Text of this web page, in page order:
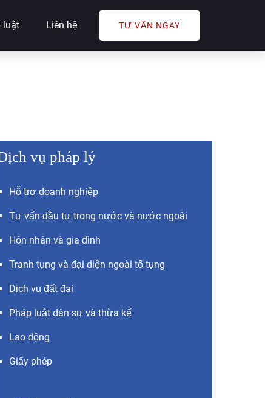
luật Liên hệ TƯ VẤN NGAY
vụ pháp lý
Hỗ trợ doanh nghiệp
Tư vấn đầu tư trong nước và nước ngoài
Hôn nhân và gia đình
Tranh tụng và đại diện ngoài tố tụng
Dịch vụ đất đai
Pháp luật dân sự và thừa kế
Lao động
Giấy phép